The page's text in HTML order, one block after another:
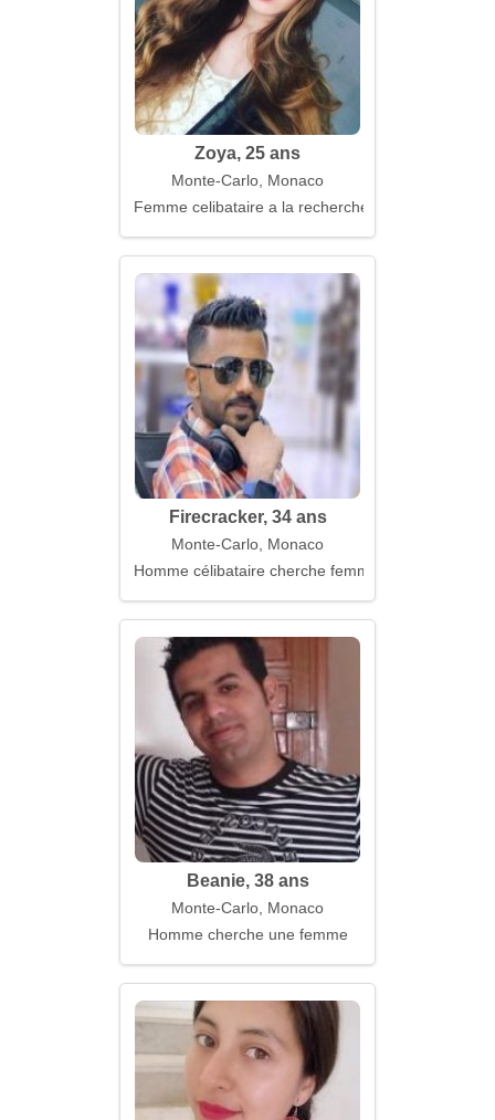
Zoya, 25 ans
Monte-Carlo, Monaco
Femme celibataire a la recherche d'un mari
Firecracker, 34 ans
Monte-Carlo, Monaco
Homme célibataire cherche femme
Beanie, 38 ans
Monte-Carlo, Monaco
Homme cherche une femme